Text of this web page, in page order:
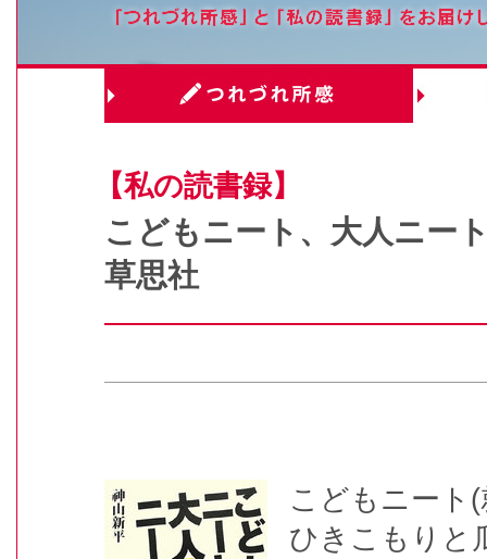
【私の読書録】
こどもニート、大人ニ
草思社
こどもニート
ひきこもりと